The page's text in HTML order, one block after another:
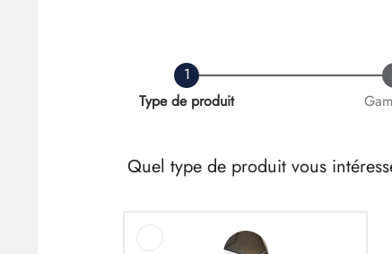
1
Actuel
Type de produit
Quel type de produit vous